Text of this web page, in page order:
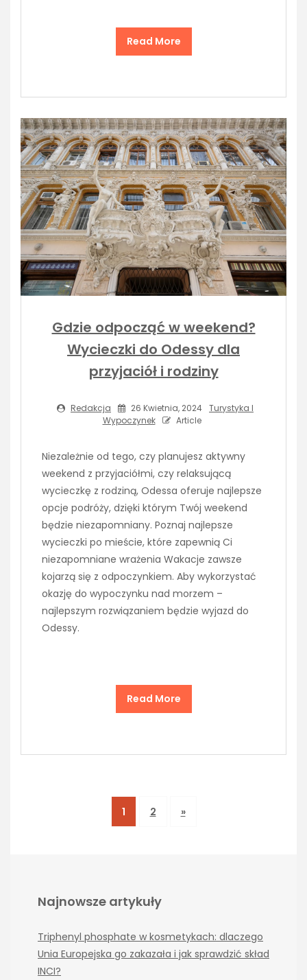
Read More
Gdzie odpocząć w weekend?
Wycieczki do Odessy dla
przyjaciół i rodziny
Redakcja 26 Kwietnia, 2024 Turystyka I
Wypoczynek
Article
Niezależnie od tego, czy planujesz aktywny
weekend z przyjaciółmi, czy relaksującą
wycieczkę z rodziną, Odessa oferuje najlepsze
opcje podróży, dzięki którym Twój weekend
będzie niezapomniany. Poznaj najlepsze
wycieczki po mieście, które zapewnią Ci
niezapomniane wrażenia Wakacje zawsze
kojarzą się z odpoczynkiem. Aby wykorzystać
okazję do wypoczynku nad morzem –
najlepszym rozwiązaniem będzie wyjazd do
Odessy.
Read More
1 2 »
Najnowsze artykuły
Triphenyl phosphate w kosmetykach: dlaczego
Unia Europejska go zakazała i jak sprawdzić skład
INCI?